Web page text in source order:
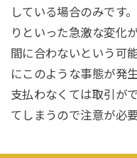
している場合のみです
りといった急激な変化
間に合わないという可
にこのような事態が発
支払わなくては取引が
てしまうので注意が必要